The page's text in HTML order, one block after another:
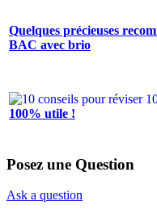
Quelques précieuses
BAC avec brio
100% utile !
Posez une Question
Ask a question